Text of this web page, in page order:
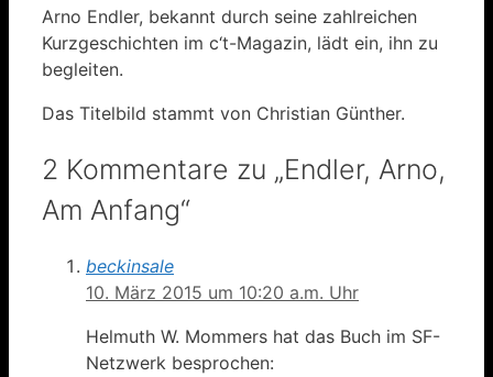
Arno Endler, bekannt durch seine zahlreichen
Kurzgeschichten im c‘t-Magazin, lädt ein, ihn zu
begleiten.
Das Titelbild stammt von Christian Günther.
2 Kommentare zu „Endler, Arno,
Am Anfang“
beckinsale
10. März 2015 um 10:20 a.m. Uhr
Helmuth W. Mommers hat das Buch im SF-
Netzwerk besprochen: